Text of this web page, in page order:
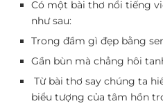
Có một bài thơ nổi tiếng
như sau:
Trong đầm gì đẹp bằng
Gần bùn mà chẳng hôi
Từ bài thơ say chúng ta
biểu tượng của tâm hồn